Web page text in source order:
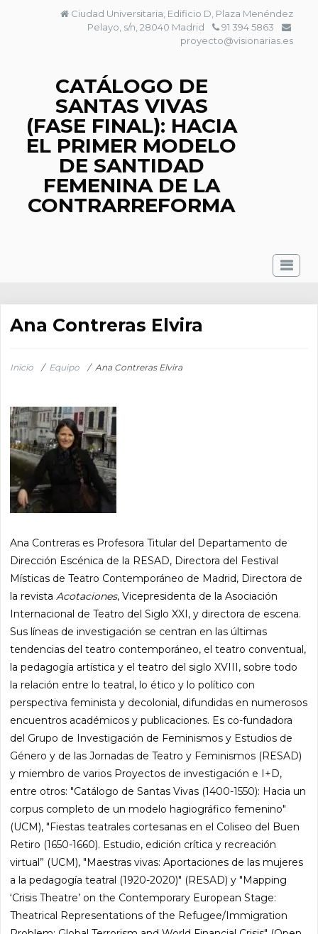
Ciudad Universitaria, Edificio D, Plaza Menéndez
Pelayo, s/n, 28040 Madrid
91 394 5863
proyecto@visionarias.es
CATÁLOGO DE
SANTAS VIVAS
(FASE FINAL): HACIA
EL PRIMER MODELO
DE SANTIDAD
FEMENINA DE LA
CONTRARREFORMA
Ana Contreras Elvira
Inicio / Equipo / Ana Contreras Elvira
Ana Contreras es Profesora Titular del Departamento de
Dirección Escénica de la RESAD, Directora del Festival
Místicas de Teatro Contemporáneo de Madrid, Directora de
la revistaAcotaciones, Vicepresidenta de la Asociación
Internacional de Teatro del Siglo XXI, y directora de escena.
Sus líneas de investigación se centran en las últimas
tendencias del teatro contemporáneo, el teatro conventual,
la pedagogía artística y el teatro del siglo XVIII, sobre todo
la relación entre lo teatral, lo ético y lo político con
perspectiva feminista y decolonial, difundidas en numerosos
encuentros académicos y publicaciones. Es co-fundadora
del Grupo de Investigación de Feminismos y Estudios de
Género y de las Jornadas de Teatro y Feminismos (RESAD)
y miembro de varios Proyectos de investigación e I+D,
entre otros: "Catálogo de Santas Vivas (1400-1550): Hacia un
corpus completo de un modelo hagiográfico femenino"
(UCM), "Fiestas teatrales cortesanas en el Coliseo del Buen
Retiro (1650-1660). Estudio, edición crítica y recreación
virtual” (UCM), "Maestras vivas: Aportaciones de las mujeres
a la pedagogía teatral (1920-2020)" (RESAD) y "Mapping
‘Crisis Theatre’ on the Contemporary European Stage:
Theatrical Representations of the Refugee/Immigration